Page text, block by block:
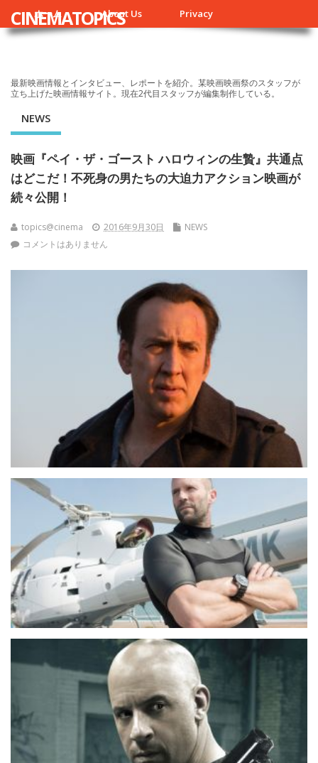
ホーム About Us Privacy
CINEMATOPICS
最新映画情報とインタビュー、レポートを紹介。某映画映画祭のスタッフが
立ち上げた映画情報サイト。現在2代目スタッフが編集制作している。
NEWS
映画『ペイ・ザ・ゴースト ハロウィンの生贄』共通点
はどこだ！不死身の男たちの大迫力アクション映画が
続々公開！
topics@cinema 2016年9月30日
NEWS
コメントはありません